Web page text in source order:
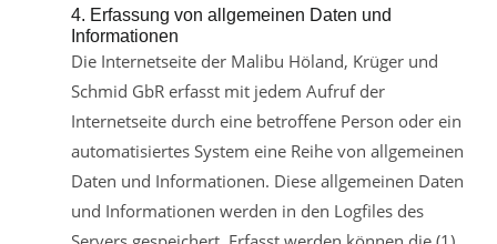
4. Erfassung von allgemeinen Daten und
Informationen
Die Internetseite der Malibu Höland, Krüger und
Schmid GbR erfasst mit jedem Aufruf der
Internetseite durch eine betroffene Person oder ein
automatisiertes System eine Reihe von allgemeinen
Daten und Informationen. Diese allgemeinen Daten
und Informationen werden in den Logfiles des